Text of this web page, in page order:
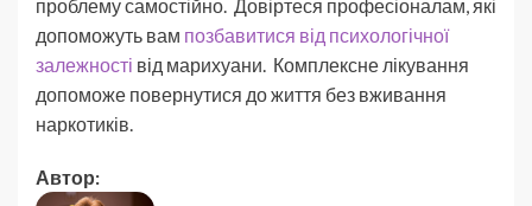
проблему самостійно. Довіртеся професіоналам, які
допоможуть вам позбавитися від психологічної
залежності від марихуани. Комплексне лікування
допоможе повернутися до життя без вживання
наркотиків.
Автор: